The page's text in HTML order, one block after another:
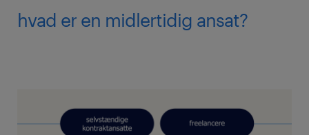
hvad er en midlertidig ansat?